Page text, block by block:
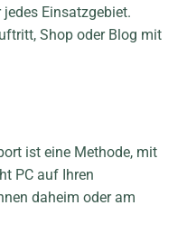
Einsatzgebiet.
Shop oder Blog mit
ist eine Methode, mit
PC auf Ihren
daheim oder am